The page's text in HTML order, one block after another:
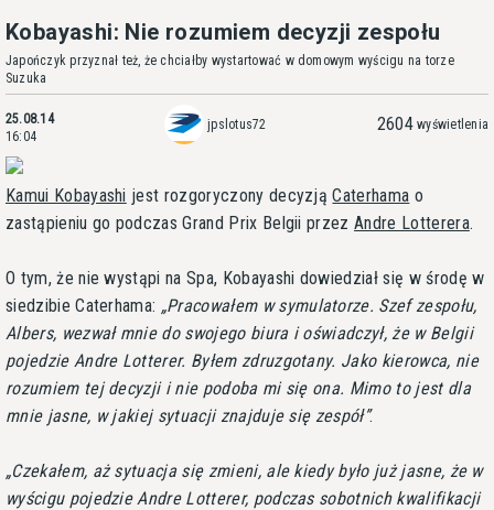
Kobayashi: Nie rozumiem decyzji zespołu
Japończyk przyznał też, że chciałby wystartować w domowym wyścigu na torze
Suzuka
25.08.14
16:04
jpslotus72 2604 wyświetlenia
Kamui Kobayashi jest rozgoryczony decyzjąCaterhama o
zastąpieniu go podczas Grand Prix Belgii przezAndre Lotterera.
O tym, że nie wystąpi na Spa, Kobayashi dowiedział się w środę w
siedzibie Caterhama:
Pracowałem w symulatorze. Szef zespołu,
Albers, wezwał mnie do swojego biura i oświadczył, że w Belgii
pojedzie Andre Lotterer. Byłem zdruzgotany. Jako kierowca, nie
rozumiem tej decyzji i nie podoba mi się ona. Mimo to jest dla
mnie jasne, w jakiej sytuacji znajduje się zespół .
Czekałem, aż sytuacja się zmieni, ale kiedy było już jasne, że w
wyścigu pojedzie Andre Lotterer, podczas sobotnich kwalifikacji